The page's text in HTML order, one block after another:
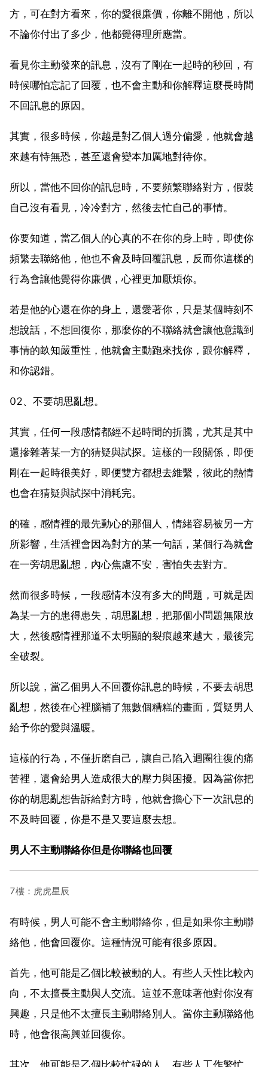
方，可在對方看來，你的愛很廉價，你離不開他，所以
不論你付出了多少，他都覺得理所應當。
看見你主動發來的訊息，沒有了剛在一起時的秒回，有
時候哪怕忘記了回覆，也不會主動和你解釋這麼長時間
不回訊息的原因。
其實，很多時候，你越是對乙個人過分偏愛，他就會越
來越有恃無恐，甚至還會變本加厲地對待你。
所以，當他不回你的訊息時，不要頻繁聯絡對方，假裝
自己沒有看見，冷冷對方，然後去忙自己的事情。
你要知道，當乙個人的心真的不在你的身上時，即使你
頻繁去聯絡他，他也不會及時回覆訊息，反而你這樣的
行為會讓他覺得你廉價，心裡更加厭煩你。
若是他的心還在你的身上，還愛著你，只是某個時刻不
想說話，不想回復你，那麼你的不聯絡就會讓他意識到
事情的畝知嚴重性，他就會主動跑來找你，跟你解釋，
和你認錯。
02、不要胡思亂想。
其實，任何一段感情都經不起時間的折騰，尤其是其中
還摻雜著某一方的猜疑與試探。這樣的一段關係，即便
剛在一起時很美好，即便雙方都想去維繫，彼此的熱情
也會在猜疑與試探中消耗完。
的確，感情裡的最先動心的那個人，情緒容易被另一方
所影響，生活裡會因為對方的某一句話，某個行為就會
在一旁胡思亂想，內心焦慮不安，害怕失去對方。
然而很多時候，一段感情本沒有多大的問題，可就是因
為某一方的患得患失，胡思亂想，把那個小問題無限放
大，然後感情裡那道不太明顯的裂痕越來越大，最後完
全破裂。
所以說，當乙個男人不回覆你訊息的時候，不要去胡思
亂想，然後在心裡腦補了無數個糟糕的畫面，質疑男人
給予你的愛與溫暖。
這樣的行為，不僅折磨自己，讓自己陷入迴圈往復的痛
苦裡，還會給男人造成很大的壓力與困擾。因為當你把
你的胡思亂想告訴給對方時，他就會擔心下一次訊息的
不及時回覆，你是不是又要這麼去想。
男人不主動聯絡你但是你聯絡也回覆
7樓：虎虎星辰
有時候，男人可能不會主動聯絡你，但是如果你主動聯
絡他，他會回覆你。這種情況可能有很多原因。
首先，他可能是乙個比較被動的人。有些人天性比較內
向，不太擅長主動與人交流。這並不意味著他對你沒有
興趣，只是他不太擅長主動聯絡別人。當你主動聯絡他
時，他會很高興並回復你。
其次，他可能是乙個比較忙碌的人。有些人工作繁忙，